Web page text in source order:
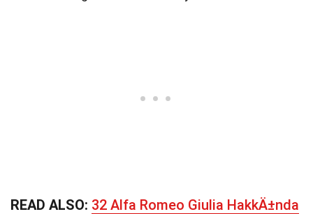
READ ALSO: 32 Alfa Romeo Giulia HakkÄ±nda